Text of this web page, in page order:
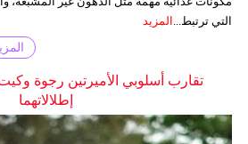
التي ترتبط...
المزيد
تقارب أسلوبي الأميرتين رجوة
إطلالاتهما